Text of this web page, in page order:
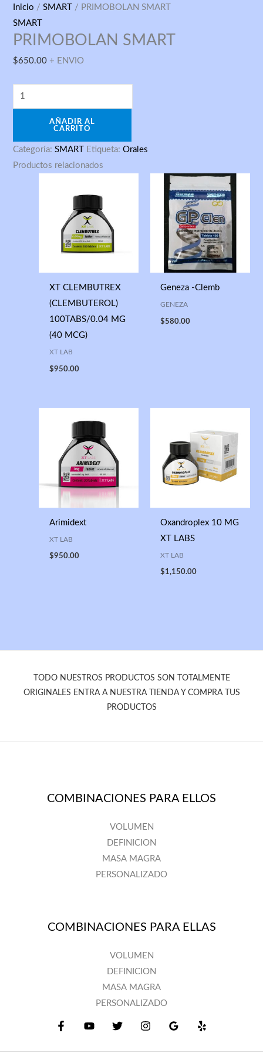
Inicio /SMART
/ PRIMOBOLAN SMART
SMART
PRIMOBOLAN SMART
$650.00 + ENVIO
PRIMOBOLAN
SMART
cantidad
AÑADIR AL
CARRITO
Categoría:SMART Etiqueta:Orales
Productos relacionados
XT CLEMBUTREX
(CLEMBUTEROL)
100TABS/0.04 MG
(40 MCG)
XT LAB
$950.00
Geneza -Clemb
GENEZA
$580.00
Arimidext
XT LAB
$950.00
Oxandroplex 10 MG
XT LABS
XT LAB
$1,150.00
TODO NUESTROS PRODUCTOS SON TOTALMENTE
ORIGINALES ENTRA A NUESTRA TIENDA Y COMPRA TUS
PRODUCTOS
COMBINACIONES PARA ELLOS
VOLUMEN
DEFINICION
MASA MAGRA
PERSONALIZADO
COMBINACIONES PARA ELLAS
VOLUMEN
DEFINICION
MASA MAGRA
PERSONALIZADO